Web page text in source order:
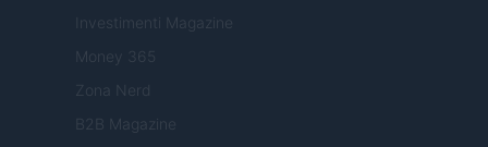
Investimenti Magazine
Money 365
Zona Nerd
B2B Magazine